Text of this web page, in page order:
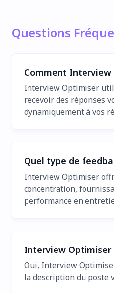
Questions
Comment
Interview Optimiser
recevoir des réponses
dynamiquement à vos
Quel type de
Interview Optimiser
concentration,
performance en
Interview Optimiser
Oui, Interview
la description du poste